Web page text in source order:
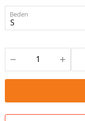
Beden